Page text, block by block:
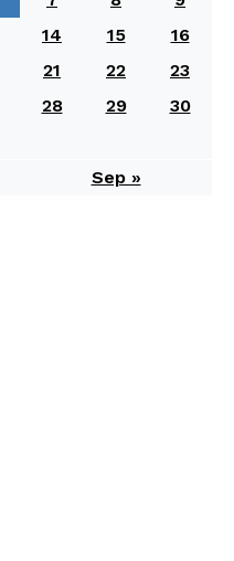
14 15
16
21 22
23
28 29
30
Sep »